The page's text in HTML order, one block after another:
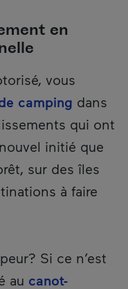
en
vous
camping dans
qui ont
initié que
sur des îles
à faire
Si ce n’est
au canot-